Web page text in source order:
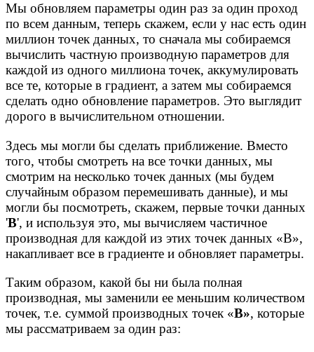
Мы обновляем параметры один раз за один проход
по всем данным, теперь скажем, если у нас есть один
миллион точек данных, то сначала мы собираемся
вычислить частную производную параметров для
каждой из одного миллиона точек, аккумулировать
все те, которые в градиент, а затем мы собираемся
сделать одно обновление параметров. Это выглядит
дорого в вычислительном отношении.
Здесь мы могли бы сделать приближение. Вместо
того, чтобы смотреть на все точки данных, мы
смотрим на несколько точек данных (мы будем
случайным образом перемешивать данные), и мы
могли бы посмотреть, скажем, первые точки данных
'B', и используя это, мы вычисляем частичное
производная для каждой из этих точек данных «B»,
накапливает все в градиенте и обновляет параметры.
Таким образом, какой бы ни была полная
производная, мы заменили ее меньшим количеством
точек, т.е. суммой производных точек «B», которые
мы рассматриваем за один раз: